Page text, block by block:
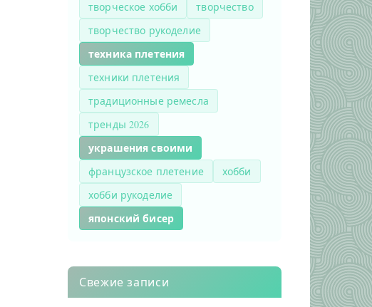
творческое хобби
творчество
творчество рукоделие
техника плетения
техники плетения
традиционные ремесла
тренды 2026
украшения своими
французское плетение
хобби
хобби рукоделие
японский бисер
Свежие записи